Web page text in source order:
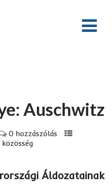
Auschwitz
0 hozzászólás
közösség
Áldozatainak